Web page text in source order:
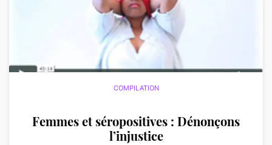
COMPILATION
Femmes et séropositives : Dénonçons
l’injustice